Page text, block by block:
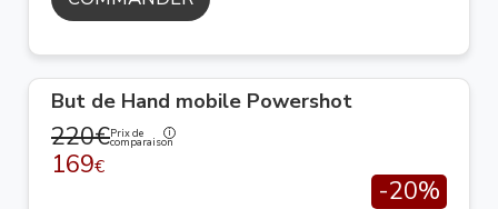
But de Hand mobile Powershot
220€Prix de
comparaison
169€
-20%